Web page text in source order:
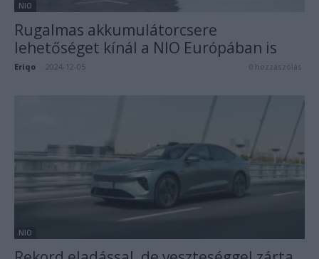
NIO
Rugalmas akkumulátorcsere
lehetőséget kínál a NIO Európában is
Eriqo 2024-12-05 0 hozzászólás
NIO